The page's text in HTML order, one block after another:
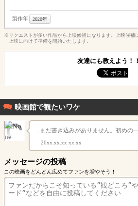
製作年 2020年
※リクエストが多い作品から上映候補になります。上映候補
上映に向けて準備を開始いたします。
友達にも教えよう！！
映画館で観たいワケ
...まだ書き込みがありません。初めの
20xx.xx.xx xx:xx
メッセージの投稿
この映画をどんどん広めてファンを増やそう！